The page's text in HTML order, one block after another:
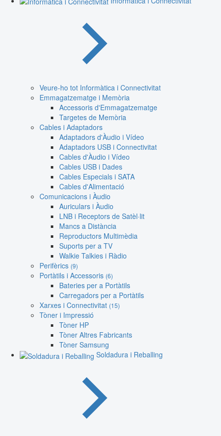
Veure-ho tot Informàtica i Connectivitat
Emmagatzematge i Memòria
Accessoris d'Emmagatzematge
Targetes de Memòria
Cables i Adaptadors
Adaptadors d'Àudio i Vídeo
Adaptadors USB i Connectivitat
Cables d'Àudio i Vídeo
Cables USB i Dades
Cables Especials i SATA
Cables d'Alimentació
Comunicacions i Àudio
Auriculars i Àudio
LNB i Receptors de Satèl·lit
Mancs a Distància
Reproductors Multimèdia
Suports per a TV
Walkie Talkies i Ràdio
Perifèrics (9)
Portàtils i Accessoris (6)
Bateries per a Portàtils
Carregadors per a Portàtils
Xarxes i Connectivitat (15)
Tòner i Impressió
Tòner HP
Tòner Altres Fabricants
Tòner Samsung
Soldadura i Reballing